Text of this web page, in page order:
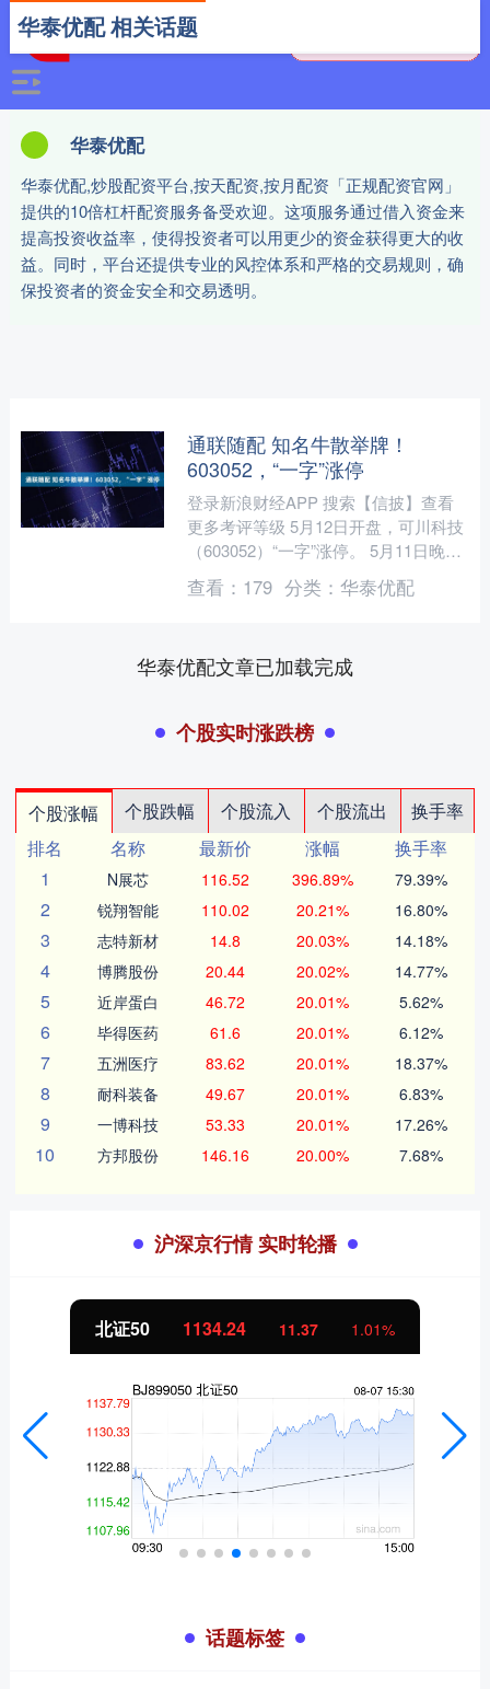
华泰优配
华泰优配,炒股配资平台,按天配资,按月配资「正规配资官网」
提供的10倍杠杆配资服务备受欢迎。这项服务通过借入资金来
提高投资收益率，使得投资者可以用更少的资金获得更大的收
益。同时，平台还提供专业的风控体系和严格的交易规则，确
保投资者的资金安全和交易透明。
华泰优配 相关话题
通联随配 知名牛散举牌！
603052，“一字”涨停
登录新浪财经APP 搜索【信披】查看
更多考评等级 5月12日开盘，可川科技
（603052）“一字”涨停。 5月11日晚
间，可川科技公告称，屠文斌、屠施
恩、施玉庆....
查看： 179 分类： 华泰优配
华泰优配文章已加载完成
个股实时涨跌榜
个股涨幅 个股跌幅 个股流入 个股流出
换手率
排名
名称 最新价 涨幅
换手率
1
N展芯 116.52 396.89% 79.39%
2 锐翔智能 110.02 20.21% 16.80%
3 志特新材 14.8 20.03% 14.18%
4 博腾股份 20.44 20.02% 14.77%
5 近岸蛋白 46.72 20.01% 5.62%
6 毕得医药 61.6 20.01% 6.12%
7 五洲医疗 83.62 20.01% 18.37%
8 耐科装备 49.67 20.01% 6.83%
9 一博科技 53.33 20.01% 17.26%
10 方邦股份 146.16 20.00% 7.68%
沪深京行情 实时轮播
北证50 1134.24 11.37 1.01%
话题标签